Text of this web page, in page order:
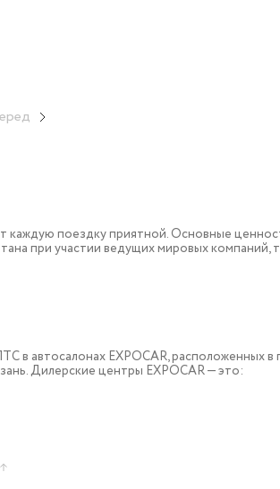
поездку приятной. Основные
при участии ведущих мировых компаний,
в автосалонах EXPOCAR, расположенных
Дилерские центры EXPOCAR — это: